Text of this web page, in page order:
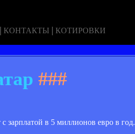
| КОНТАКТЫ | КОТИРОВКИ
###
зарплатой в 5 миллионов евро в год.